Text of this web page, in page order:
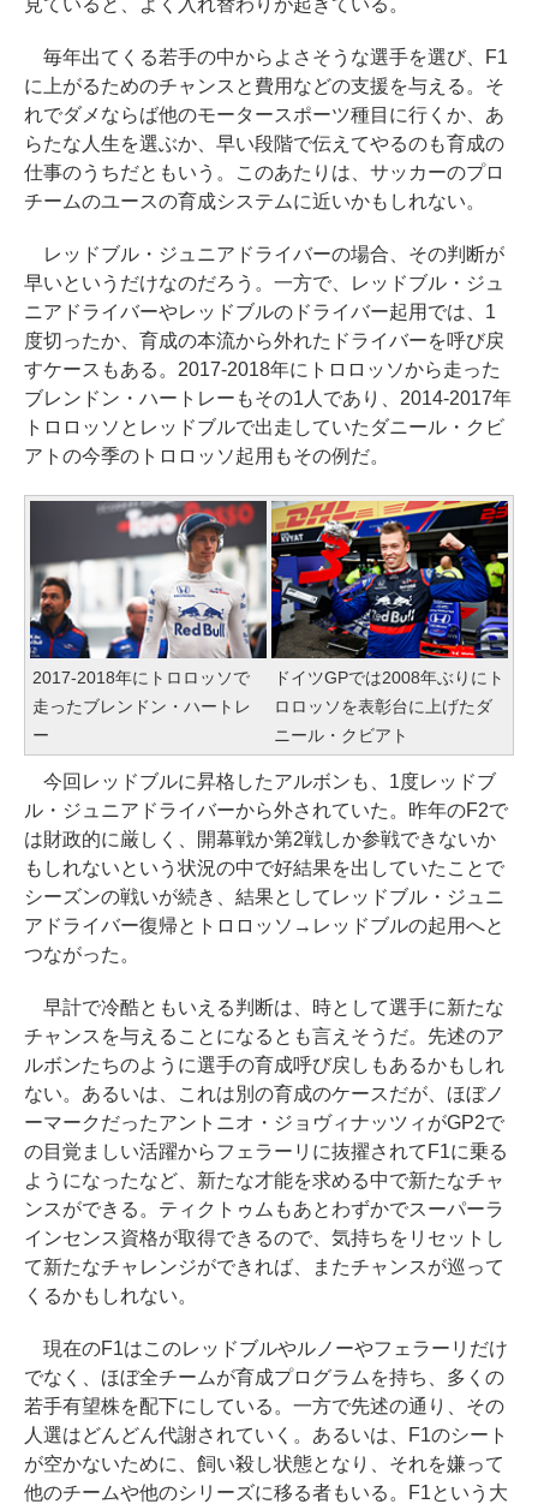
見ていると、よく入れ替わりが起きている。
毎年出てくる若手の中からよさそうな選手を選び、F1
に上がるためのチャンスと費用などの支援を与える。そ
れでダメならば他のモータースポーツ種目に行くか、あ
らたな人生を選ぶか、早い段階で伝えてやるのも育成の
仕事のうちだともいう。このあたりは、サッカーのプロ
チームのユースの育成システムに近いかもしれない。
レッドブル・ジュニアドライバーの場合、その判断が
早いというだけなのだろう。一方で、レッドブル・ジュ
ニアドライバーやレッドブルのドライバー起用では、1
度切ったか、育成の本流から外れたドライバーを呼び戻
すケースもある。2017-2018年にトロロッソから走った
ブレンドン・ハートレーもその1人であり、2014-2017年
トロロッソとレッドブルで出走していたダニール・クビ
アトの今季のトロロッソ起用もその例だ。
2017-2018年にトロロッソで
走ったブレンドン・ハートレ
ー
ドイツGPでは2008年ぶりにト
ロロッソを表彰台に上げたダ
ニール・クビアト
今回レッドブルに昇格したアルボンも、1度レッドブ
ル・ジュニアドライバーから外されていた。昨年のF2で
は財政的に厳しく、開幕戦か第2戦しか参戦できないか
もしれないという状況の中で好結果を出していたことで
シーズンの戦いが続き、結果としてレッドブル・ジュニ
アドライバー復帰とトロロッソ→レッドブルの起用へと
つながった。
早計で冷酷ともいえる判断は、時として選手に新たな
チャンスを与えることになるとも言えそうだ。先述のア
ルボンたちのように選手の育成呼び戻しもあるかもしれ
ない。あるいは、これは別の育成のケースだが、ほぼノ
ーマークだったアントニオ・ジョヴィナッツィがGP2で
の目覚ましい活躍からフェラーリに抜擢されてF1に乗る
ようになったなど、新たな才能を求める中で新たなチャ
ンスができる。ティクトゥムもあとわずかでスーパーラ
インセンス資格が取得できるので、気持ちをリセットし
て新たなチャレンジができれば、またチャンスが巡って
くるかもしれない。
現在のF1はこのレッドブルやルノーやフェラーリだけ
でなく、ほぼ全チームが育成プログラムを持ち、多くの
若手有望株を配下にしている。一方で先述の通り、その
人選はどんどん代謝されていく。あるいは、F1のシート
が空かないために、飼い殺し状態となり、それを嫌って
他のチームや他のシリーズに移る者もいる。F1という大